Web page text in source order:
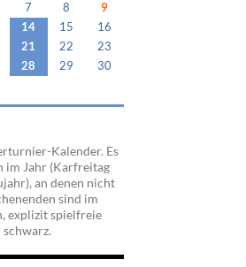
7 8
9
14 15
16
21 22
23
28 29
30
Kalender. Es
im Jahr (Karfreitag
an denen nicht
sind im
explizit spielfreie